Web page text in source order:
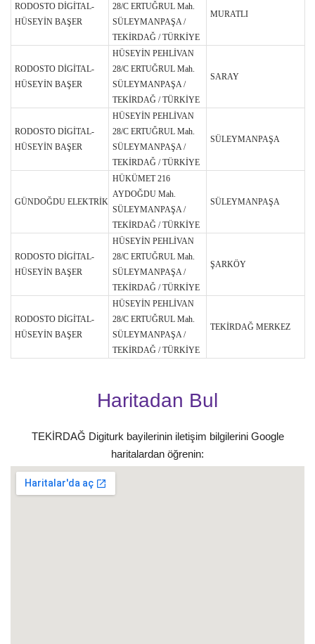
RODOSTO DİGİTAL-
HÜSEYİN BAŞER
28/C ERTUĞRUL Mah.
SÜLEYMANPAŞA /
TEKİRDAĞ / TÜRKİYE
MURATLI
RODOSTO DİGİTAL-
HÜSEYİN BAŞER
HÜSEYİN PEHLİVAN
28/C ERTUĞRUL Mah.
SÜLEYMANPAŞA /
TEKİRDAĞ / TÜRKİYE
SARAY
RODOSTO DİGİTAL-
HÜSEYİN BAŞER
HÜSEYİN PEHLİVAN
28/C ERTUĞRUL Mah.
SÜLEYMANPAŞA /
TEKİRDAĞ / TÜRKİYE
SÜLEYMANPAŞA
GÜNDOĞDU ELEKTRİK
HÜKÜMET 216
AYDOĞDU Mah.
SÜLEYMANPAŞA /
TEKİRDAĞ / TÜRKİYE
SÜLEYMANPAŞA
RODOSTO DİGİTAL-
HÜSEYİN BAŞER
HÜSEYİN PEHLİVAN
28/C ERTUĞRUL Mah.
SÜLEYMANPAŞA /
TEKİRDAĞ / TÜRKİYE
ŞARKÖY
RODOSTO DİGİTAL-
HÜSEYİN BAŞER
HÜSEYİN PEHLİVAN
28/C ERTUĞRUL Mah.
SÜLEYMANPAŞA /
TEKİRDAĞ / TÜRKİYE
TEKİRDAĞ MERKEZ
Haritadan Bul
TEKİRDAĞ Digiturk bayilerinin iletişim bilgilerini Google
haritalardan öğrenin: